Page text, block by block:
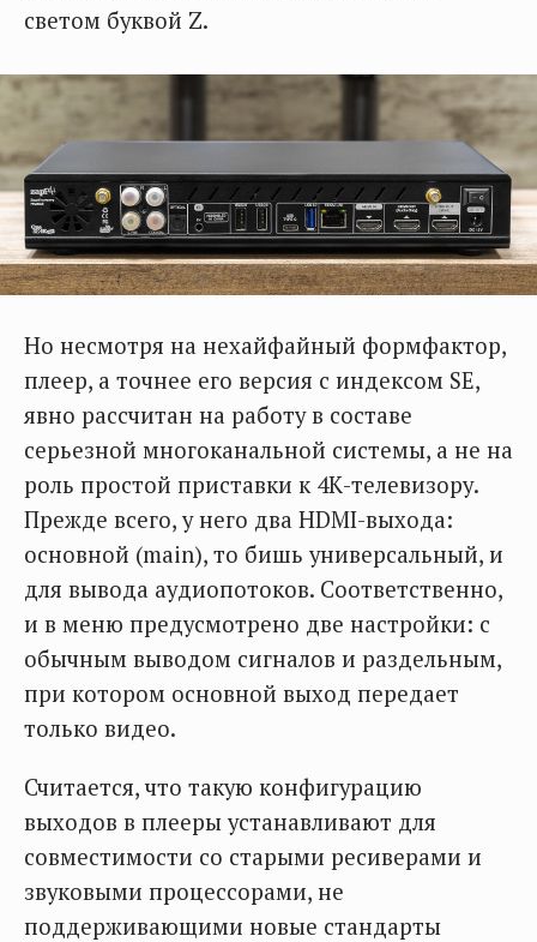
светом буквой Z.
Но несмотря на нехайфайный формфактор,
плеер, а точнее его версия с индексом SE,
явно рассчитан на работу в составе
серьезной многоканальной системы, а не на
роль простой приставки к 4К-телевизору.
Прежде всего, у него два HDMI-выхода:
основной (main), то бишь универсальный, и
для вывода аудиопотоков. Соответственно,
и в меню предусмотрено две настройки: с
обычным выводом сигналов и раздельным,
при котором основной выход передает
только видео.
Считается, что такую конфигурацию
выходов в плееры устанавливают для
совместимости со старыми ресиверами и
звуковыми процессорами, не
поддерживающими новые стандарты